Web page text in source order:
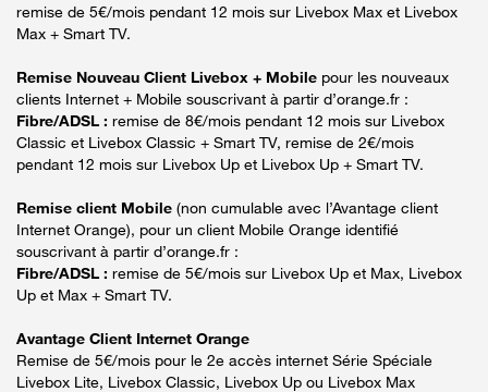
remise de 5€/mois pendant 12 mois sur Livebox Max et Livebox
Max + Smart TV.
Remise Nouveau Client Livebox + Mobile pour les nouveaux
clients Internet + Mobile souscrivant à partir d’orange.fr :
Fibre/ADSL : remise de 8€/mois pendant 12 mois sur Livebox
Classic et Livebox Classic + Smart TV, remise de 2€/mois
pendant 12 mois sur Livebox Up et Livebox Up + Smart TV.
Remise client Mobile (non cumulable avec l’Avantage client
Internet Orange), pour un client Mobile Orange identifié
souscrivant à partir d’orange.fr :
Fibre/ADSL : remise de 5€/mois sur Livebox Up et Max, Livebox
Up et Max + Smart TV.
Avantage Client Internet Orange
Remise de 5€/mois pour le 2e accès internet Série Spéciale
Livebox Lite, Livebox Classic, Livebox Up ou Livebox Max